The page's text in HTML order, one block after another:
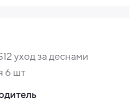
уход за деснами
6 шт